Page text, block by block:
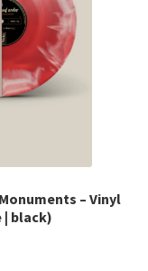
Monuments – Vinyl
| black)